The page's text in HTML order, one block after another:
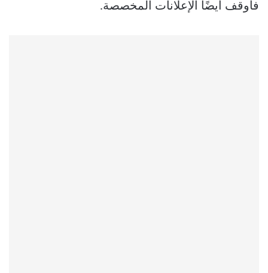
فأوقف أيضًا الإعلانات المخصصة.